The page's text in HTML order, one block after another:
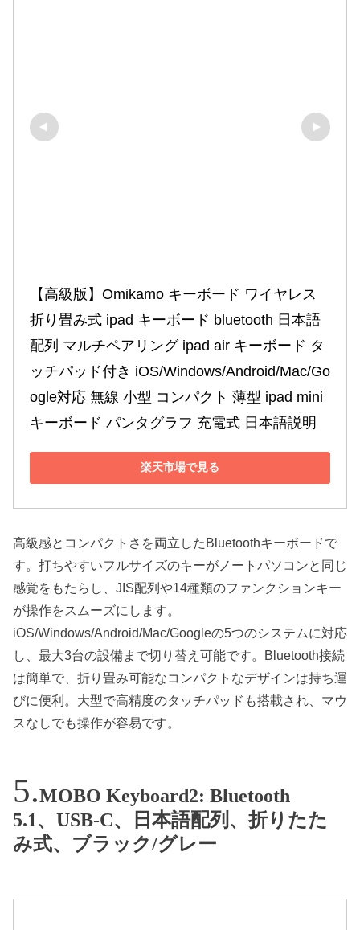
【高級版】Omikamo キーボード ワイヤレス
折り畳み式 ipad キーボード bluetooth 日本語
配列 マルチペアリング ipad air キーボード タ
ッチパッド付き iOS/Windows/Android/Mac/Go
ogle対応 無線 小型 コンパクト 薄型 ipad mini
キーボード パンタグラフ 充電式 日本語説明
楽天市場で見る
高級感とコンパクトさを両立したBluetoothキーボードで
す。打ちやすいフルサイズのキーがノートパソコンと同じ
感覚をもたらし、JIS配列や14種類のファンクションキー
が操作をスムーズにします。
iOS/Windows/Android/Mac/Googleの5つのシステムに対応
し、最大3台の設備まで切り替え可能です。Bluetooth接続
は簡単で、折り畳み可能なコンパクトなデザインは持ち運
びに便利。大型で高精度のタッチパッドも搭載され、マウ
スなしでも操作が容易です。
MOBO Keyboard2: Bluetooth
5.1、USB-C、日本語配列、折りたた
み式、ブラック/グレー